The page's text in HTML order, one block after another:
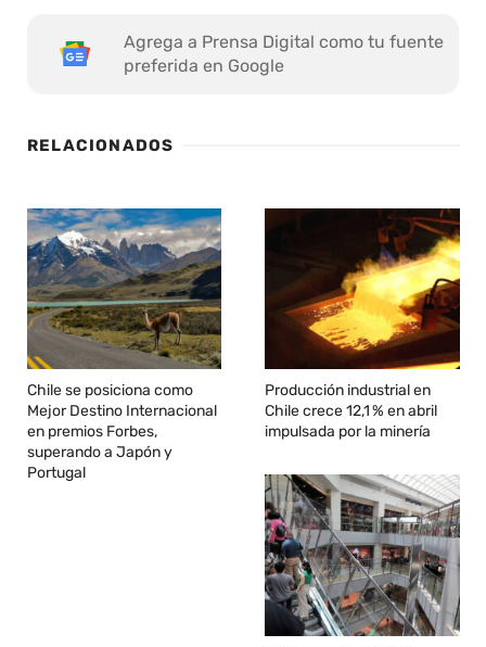
Agrega a Prensa Digital como tu fuente
preferida en Google
RELACIONADOS
Chile se posiciona como
Mejor Destino Internacional
en premios Forbes,
superando a Japón y
Portugal
Producción industrial en
Chile crece 12,1 % en abril
impulsada por la minería